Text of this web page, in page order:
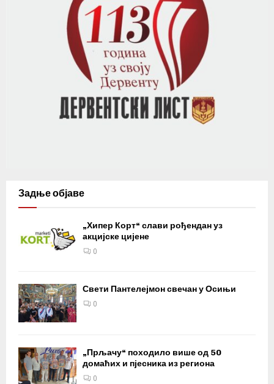
Задње објаве
„Хипер Корт“ слави рођендан уз
акцијске цијене
0
Свети Пантелејмон свечан у Осињи
0
„Прљачу“ походило више од 50
домаћих и пјесника из региона
0